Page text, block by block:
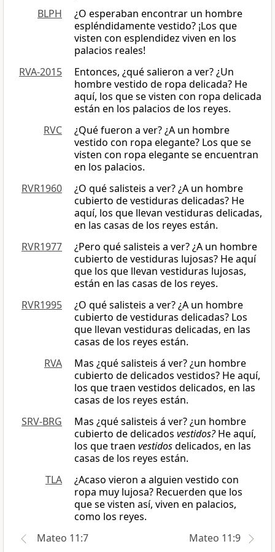
BLPH
¿O esperaban encontrar un hombre
espléndidamente vestido? ¡Los que
visten con esplendidez viven en los
palacios reales!
RVA-2015
Entonces, ¿qué salieron a ver? ¿Un
hombre vestido de ropa delicada? He
aquí, los que se visten con ropa delicada
están en los palacios de los reyes.
RVC
¿Qué fueron a ver? ¿A un hombre
vestido con ropa elegante? Los que se
visten con ropa elegante se encuentran
en los palacios.
RVR1960
¿O qué salisteis a ver? ¿A un hombre
cubierto de vestiduras delicadas? He
aquí, los que llevan vestiduras delicadas,
en las casas de los reyes están.
RVR1977
¿Pero qué salisteis a ver? ¿A un hombre
cubierto de vestiduras lujosas? He aquí
que los que llevan vestiduras lujosas,
están en las casas de los reyes.
RVR1995
¿O qué salisteis a ver? ¿A un hombre
cubierto de vestiduras delicadas? Los
que llevan vestiduras delicadas, en las
casas de los reyes están.
RVA
Mas ¿qué salisteis á ver? ¿un hombre
cubierto de delicados vestidos? He aquí,
los que traen vestidos delicados, en las
casas de los reyes están.
SRV-BRG
Mas ¿qué salisteis á ver? ¿un hombre
cubierto de delicados vestidos?He aquí,
los que traen vestidosdelicados, en las
casas de los reyes están.
TLA
¿Acaso vieron a alguien vestido con
ropa muy lujosa? Recuerden que los
que se visten así, viven en palacios,
como los reyes.
Mateo 11:7
Mateo 11:9